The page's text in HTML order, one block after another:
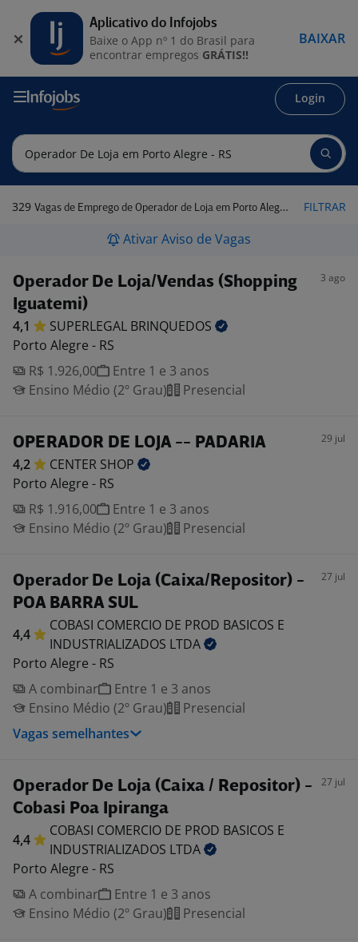
Login
329 Vagas de Emprego de Operador de Loja em Porto Alegre - RS FILTRAR
Ativar Aviso de Vagas
Operador De Loja/Vendas (Shopping
Iguatemi)
3 ago
4,1 SUPERLEGAL BRINQUEDOS
Porto Alegre - RS
R$ 1.926,00
Entre 1 e 3 anos
Ensino Médio (2º Grau)
Presencial
OPERADOR DE LOJA -- PADARIA 29 jul
4,2 CENTER SHOP
Porto Alegre - RS
R$ 1.916,00
Entre 1 e 3 anos
Ensino Médio (2º Grau)
Presencial
Operador De Loja (Caixa/Repositor) -
POA BARRA SUL
27 jul
4,4
COBASI COMERCIO DE PROD BASICOS E
INDUSTRIALIZADOS LTDA
Porto Alegre - RS
A combinar
Entre 1 e 3 anos
Ensino Médio (2º Grau)
Presencial
Vagas semelhantes
Operador De Loja (Caixa / Repositor) -
Cobasi Poa Ipiranga
27 jul
4,4
COBASI COMERCIO DE PROD BASICOS E
INDUSTRIALIZADOS LTDA
Porto Alegre - RS
A combinar
Entre 1 e 3 anos
Ensino Médio (2º Grau)
Presencial
Aplicativo do Infojobs
Baixe o App nº 1 do Brasil para
encontrar empregos GRÁTIS!!
BAIXAR